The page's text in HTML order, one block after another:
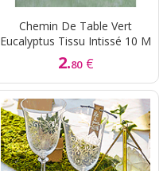
Chemin De Table Vert
Eucalyptus Tissu Intissé 10 M
2.80 €